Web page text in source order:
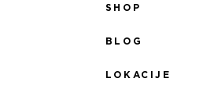
SHOP
BLOG
LOKACIJE